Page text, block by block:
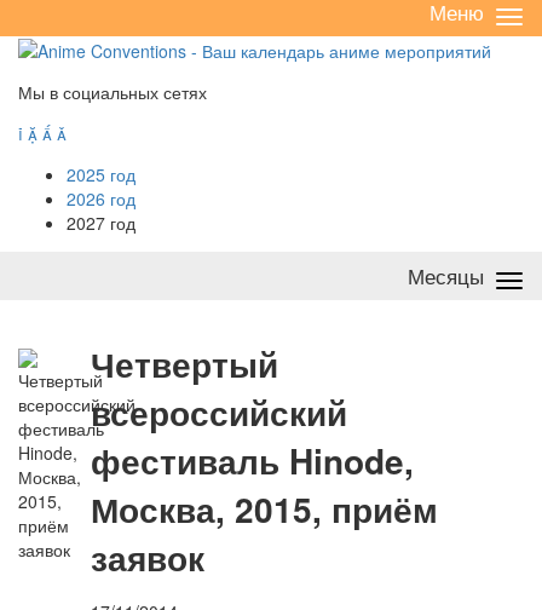
/
Меню
Мы в социальных сетях
   
2025 год
2026 год
2027 год
Месяцы
Четвертый
всероссийский
фестиваль Hinode,
Москва, 2015, приём
заявок